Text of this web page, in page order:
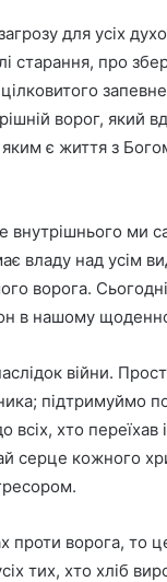
для усіх
старання, про
ворог, який
є життя з
ми
владу над усім
ворога.
в нашому
війни.
підтримуймо
хто переїхав
серце кожного
ворога, то
тих, хто хліб